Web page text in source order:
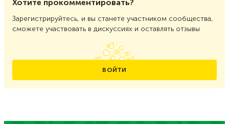
Хотите прокомментировать?
Зарегистрируйтесь, и вы станете участником сообщества,
сможете участвовать в дискуссиях и оставлять отзывы
ВОЙТИ